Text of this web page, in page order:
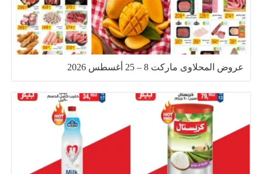
عروض المحلاوى ماركت 8 – 25 أغسطس 2026